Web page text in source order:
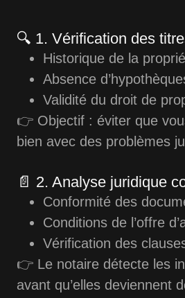
🔍 1. Vérification des
Historique de la
Absence
Validité du droit de
👉 Objectif : éviter que
bien avec des problèmes
📄 2. Analyse juridique
Conformité des
Conditions de l’offre
Vérification des
👉 Le notaire détecte les
avant qu’elles deviennent